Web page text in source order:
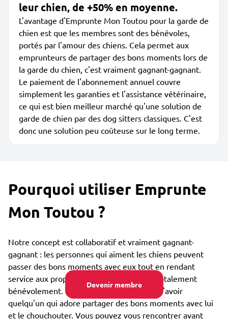
Devenir membre
leur chien, de +50% en moyenne.
L'avantage d'Emprunte Mon Toutou pour la garde de
chien est que les membres sont des bénévoles,
portés par l'amour des chiens. Cela permet aux
emprunteurs de partager des bons moments lors de
la garde du chien, c'est vraiment gagnant-gagnant.
Le paiement de l'abonnement annuel couvre
simplement les garanties et l'assistance vétérinaire,
ce qui est bien meilleur marché qu'une solution de
garde de chien par des dog sitters classiques. C'est
donc une solution peu coûteuse sur le long terme.
Pourquoi utiliser Emprunte
Mon Toutou ?
Notre concept est collaboratif et vraiment gagnant-
gagnant : les personnes qui aiment les chiens peuvent
passer des bons moments avec eux tout en rendant
service aux propriétaires de ces toutous, totalement
bénévolement. Le toutou est lui heureux d'avoir
quelqu'un qui adore partager des bons moments avec lui
et le chouchouter. Vous pouvez vous rencontrer avant